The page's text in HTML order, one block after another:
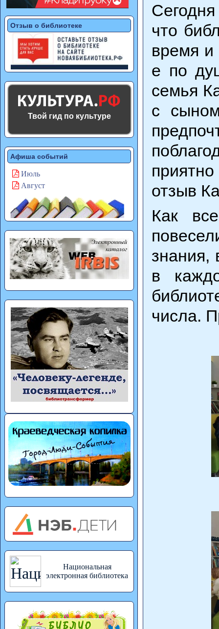
Отзыв о библиотеке
Твой гид по культуре
Афиша событий
Июль
Август
Национальная
электронная библиотека
что
время и
е по
семья
с
отзыв
Как
знания,
в
числа.